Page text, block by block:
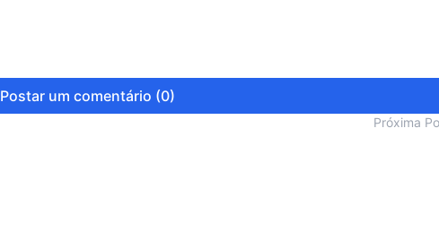
Postar um comentário (0)
Próxima